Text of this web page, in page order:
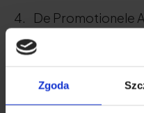
Zgoda
De Promotionele
Voorverkoop
product in de
klant Collageen